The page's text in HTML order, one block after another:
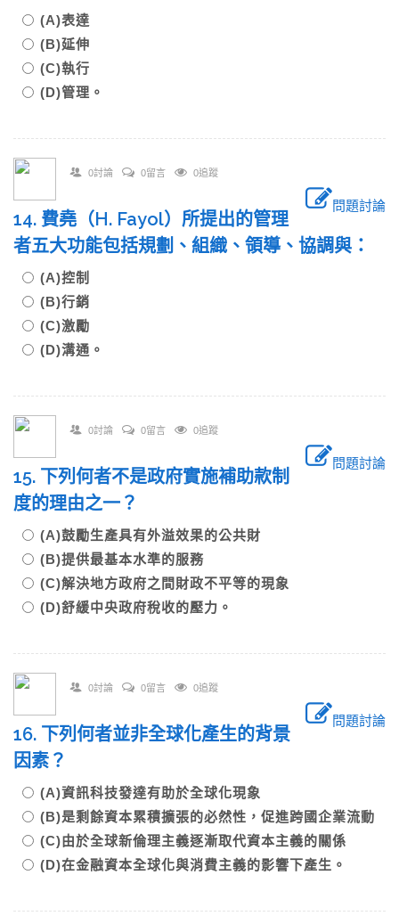
(A)表達
(B)延伸
(C)執行
(D)管理。
0討論 0留言 0追蹤
問題討論
14. 費堯（H. Fayol）所提出的管理
者五大功能包括規劃、組織、領導、協調與：
(A)控制
(B)行銷
(C)激勵
(D)溝通。
0討論 0留言 0追蹤
問題討論
15. 下列何者不是政府實施補助款制
度的理由之一？
(A)鼓勵生產具有外溢效果的公共財
(B)提供最基本水準的服務
(C)解決地方政府之間財政不平等的現象
(D)舒緩中央政府稅收的壓力。
0討論 0留言 0追蹤
問題討論
16. 下列何者並非全球化產生的背景
因素？
(A)資訊科技發達有助於全球化現象
(B)是剩餘資本累積擴張的必然性，促進跨國企業流動
(C)由於全球新倫理主義逐漸取代資本主義的關係
(D)在金融資本全球化與消費主義的影響下產生。